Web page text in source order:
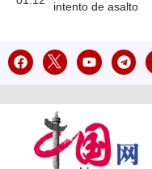
intento de asalto